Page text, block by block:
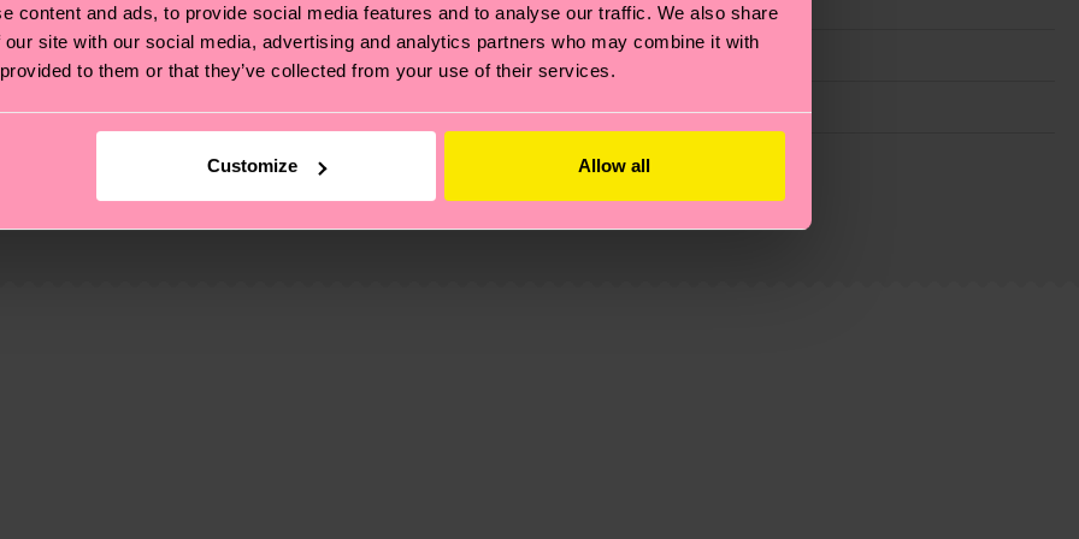
content and ads, to provide social media features and to analyse our traffic. We also share
site with our social media, advertising and analytics partners who may combine it with
to them or that they’ve collected from your use of their services.
Customize Allow all
si ferma alla qualità o alle certificazioni, ma include filiere etiche, meno emissioni, amore per i calzini… e